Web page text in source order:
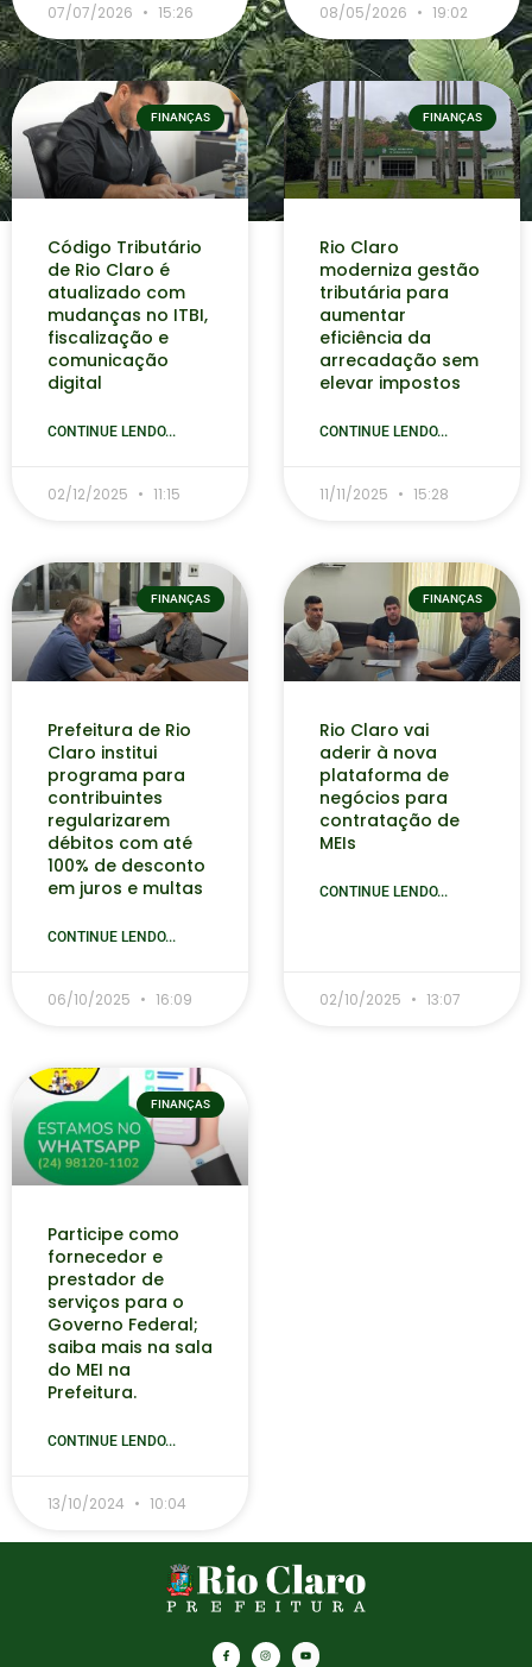
07/07/2026 15:26 08/05/2026 19:02
FINANÇAS
Código Tributário
de Rio Claro é
atualizado com
mudanças no ITBI,
fiscalização e
comunicação
digital
CONTINUE LENDO...
02/12/2025 11:15
FINANÇAS
Rio Claro
moderniza gestão
tributária para
aumentar
eficiência da
arrecadação sem
elevar impostos
CONTINUE LENDO...
11/11/2025 15:28
FINANÇAS
Prefeitura de Rio
Claro institui
programa para
contribuintes
regularizarem
débitos com até
100% de desconto
em juros e multas
CONTINUE LENDO...
06/10/2025 16:09
FINANÇAS
Rio Claro vai
aderir à nova
plataforma de
negócios para
contratação de
MEIs
CONTINUE LENDO...
02/10/2025 13:07
FINANÇAS
Participe como
fornecedor e
prestador de
serviços para o
Governo Federal;
saiba mais na sala
do MEI na
Prefeitura.
CONTINUE LENDO...
13/10/2024 10:04